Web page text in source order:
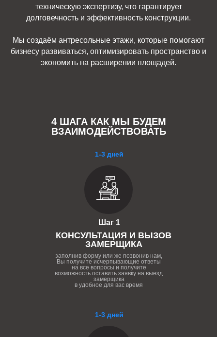
техническую экспертизу, что гарантирует
долговечность и эффективность конструкции.
Мы создаём антресольные этажи, которые помогают
бизнесу развиваться, оптимизировать пространство и
экономить на расширении площадей.
4 ШАГА КАК МЫ БУДЕМ
ВЗАИМОДЕЙСТВОВАТЬ
1-3 дней
1-3 дней
Шаг 1
КОНСУЛЬТАЦИЯ И ВЫЗОВ
ЗАМЕРЩИКА
заполнив форму или же позвонив нам,
Вы получите исчерпывающие ответы
на все вопросы и получите
возможность оставить заявку на выезд
замерщика
в удобное для вас время